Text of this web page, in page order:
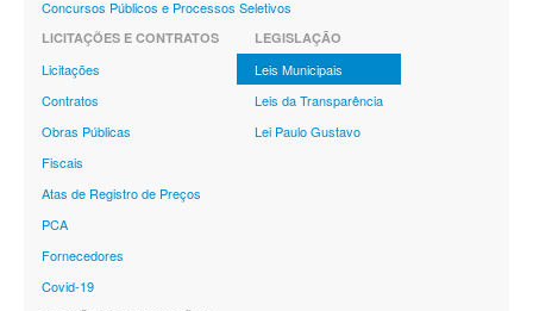
Concursos Públicos e Processos Seletivos
LICITAÇÕES E CONTRATOS
Licitações
Contratos
Obras Públicas
Fiscais
Atas de Registro de Preços
PCA
Fornecedores
Covid-19
LEGISLAÇÃO
Leis Municipais
Leis da Transparência
Lei Paulo Gustavo